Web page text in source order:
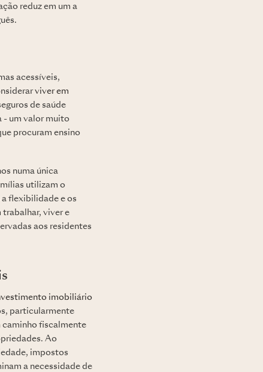
reduz em um a
acessíveis,
viver em
de saúde
- um valor muito
procuram ensino
numa única
utilizam o
flexibilidade e os
viver e
aos residentes
imobiliário
particularmente
caminho fiscalmente
Ao
impostos
a necessidade de